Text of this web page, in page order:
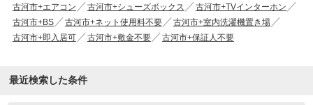
古河市+エアコン
古河市+シューズボックス
古河市+TVインターホン
古河市+BS
古河市+ネット使用料不要
古河市+室内洗濯機置き場
古河市+即入居可
古河市+敷金不要 古河市+保証人不要
最近検索した条件